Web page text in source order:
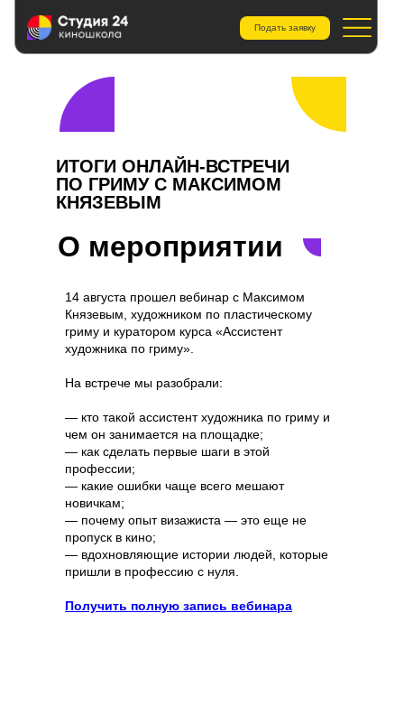
Подать заявку
ИТОГИ ОНЛАЙН-ВСТРЕЧИ
ПО ГРИМУ С МАКСИМОМ
КНЯЗЕВЫМ
О мероприятии
14 августа прошел вебинар с Максимом
Князевым, художником по пластическому
гриму и куратором курса «Ассистент
художника по гриму».
На встрече мы разобрали:
— кто такой ассистент художника по гриму и
чем он занимается на площадке;
— как сделать первые шаги в этой
профессии;
— какие ошибки чаще всего мешают
новичкам;
— почему опыт визажиста — это еще не
пропуск в кино;
— вдохновляющие истории людей, которые
пришли в профессию с нуля.
Получить полную запись вебинара